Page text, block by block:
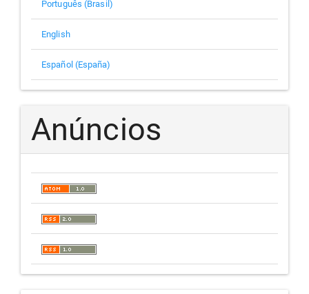
Português (Brasil)
English
Español (España)
Anúncios